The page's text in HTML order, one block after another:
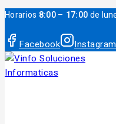
Horarios 8:00– 17:00de
Facebook Instagram